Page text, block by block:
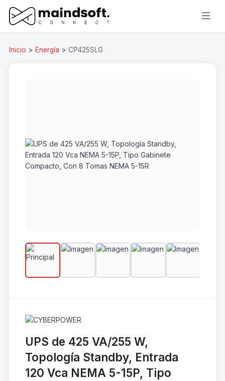
Inicio > Energía > CP425SLG
UPS de 425 VA/255 W,
Topología Standby, Entrada
120 Vca NEMA 5-15P, Tipo